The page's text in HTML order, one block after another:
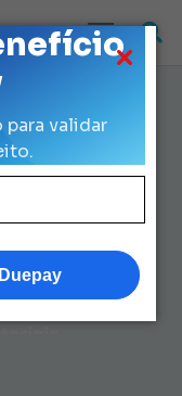
para validar
3
R$ 424